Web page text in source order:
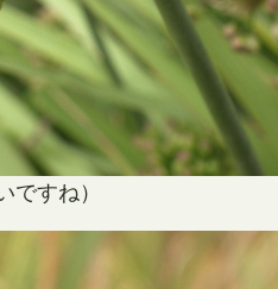
すね）